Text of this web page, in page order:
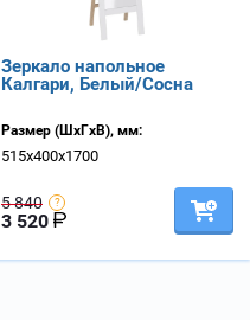
Зеркало напольное
Калгари, Белый/Сосна
Размер (ШхГхВ), мм:
515х400х1700
5 840
3 520